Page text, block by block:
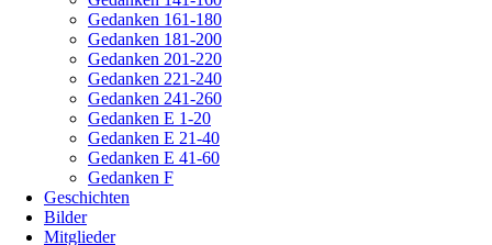
Gedanken 161-180
Gedanken 181-200
Gedanken 201-220
Gedanken 221-240
Gedanken 241-260
Gedanken E 1-20
Gedanken E 21-40
Gedanken E 41-60
Gedanken F
Geschichten
Bilder
Mitglieder